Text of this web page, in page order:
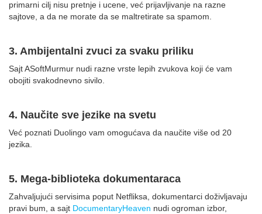
primarni cilj nisu pretnje i ucene, već prijavljivanje na razne
sajtove, a da ne morate da se maltretirate sa spamom.
3. Ambijentalni zvuci za svaku priliku
Sajt ASoftMurmur nudi razne vrste lepih zvukova koji će vam
obojiti svakodnevno sivilo.
4. Naučite sve jezike na svetu
Već poznati Duolingo vam omogućava da naučite više od 20
jezika.
5. Mega-biblioteka dokumentaraca
Zahvaljujući servisima poput Netfliksa, dokumentarci doživljavaju
pravi bum, a sajt DocumentaryHeaven nudi ogroman izbor,